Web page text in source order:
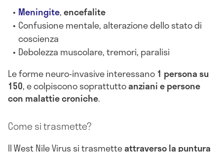
Meningite,encefalite
Confusione mentale, alterazione dello stato di
coscienza
Debolezza muscolare, tremori, paralisi
Le forme neuro-invasive interessano 1 persona su
150, e colpiscono soprattuttoanziani e persone
con malattie croniche.
Come si trasmette?
Il West Nile Virus si trasmetteattraverso la puntura